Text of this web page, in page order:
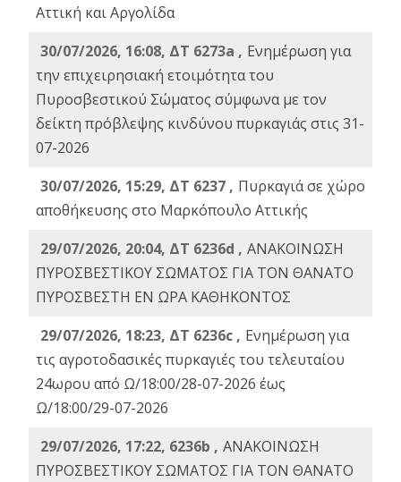
Αττική και Αργολίδα
30/07/2026, 16:08, ΔΤ 6273a , Ενημέρωση για
την επιχειρησιακή ετοιμότητα του
Πυροσβεστικού Σώματος σύμφωνα με τον
δείκτη πρόβλεψης κινδύνου πυρκαγιάς στις 31-
07-2026
30/07/2026, 15:29, ΔΤ 6237 , Πυρκαγιά σε χώρο
αποθήκευσης στο Μαρκόπουλο Αττικής
29/07/2026, 20:04, ΔΤ 6236d , ΑΝΑΚΟΙΝΩΣΗ
ΠΥΡΟΣΒΕΣΤΙΚΟΥ ΣΩΜΑΤΟΣ ΓΙΑ ΤΟΝ ΘΑΝΑΤΟ
ΠΥΡΟΣΒΕΣΤΗ ΕΝ ΩΡΑ ΚΑΘΗΚΟΝΤΟΣ
29/07/2026, 18:23, ΔΤ 6236c , Ενημέρωση για
τις αγροτοδασικές πυρκαγιές του τελευταίου
24ωρου από Ω/18:00/28-07-2026 έως
Ω/18:00/29-07-2026
29/07/2026, 17:22, 6236b , ΑΝΑΚΟΙΝΩΣΗ
ΠΥΡΟΣΒΕΣΤΙΚΟΥ ΣΩΜΑΤΟΣ ΓΙΑ ΤΟΝ ΘΑΝΑΤΟ